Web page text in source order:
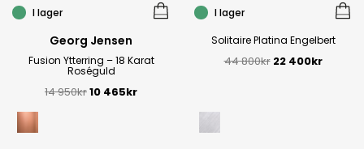
I lager
Georg Jensen
Fusion Ytterring – 18 Karat
Roséguld
14 950kr10 465kr
I lager
Solitaire Platina Engelbert
44 800kr 22 400kr